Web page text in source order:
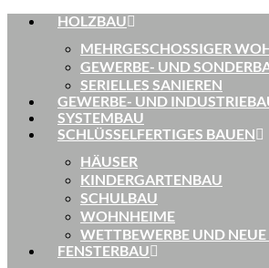
HOLZBAU
MEHRGESCHOSSIGER
GEWERBE- UND
SERIELLES SANIEREN
GEWERBE- UND
SYSTEMBAU
SCHLÜSSELFERTIGES BAUEN
HÄUSER
KINDERGARTENBAU
SCHULBAU
WOHNHEIME
WETTBEWERBE UND NEUE
FENSTERBAU